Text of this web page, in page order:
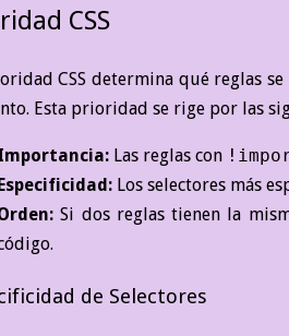
CSS
CSS determina qué reglas
Esta prioridad se rige por las
Las reglas con
Los selectores más
Si dos reglas tienen la
de Selectores